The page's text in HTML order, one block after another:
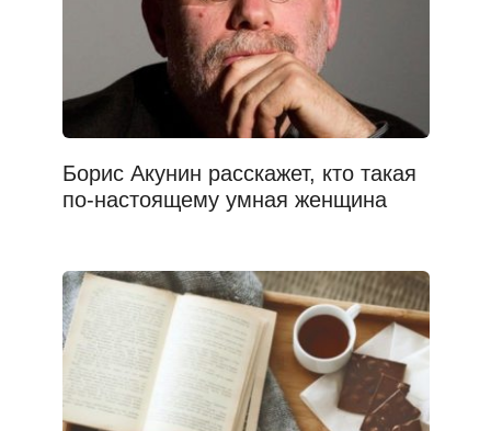
Борис Акунин расскажет, кто такая
по-настоящему умная женщина